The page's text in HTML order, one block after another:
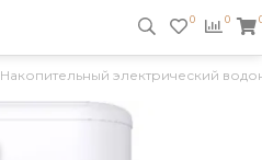
0 0
Накопительный электрический